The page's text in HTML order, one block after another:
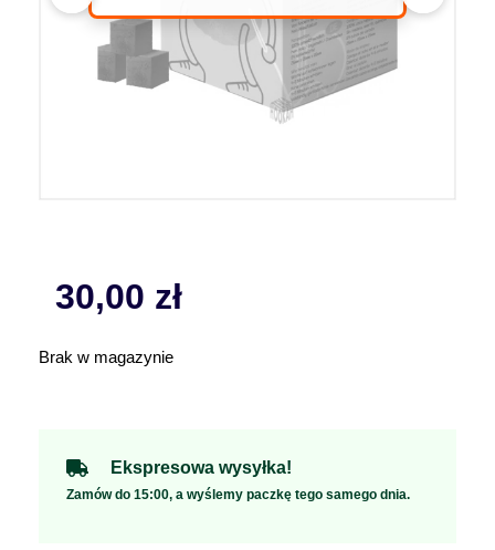
30,00 zł
Brak w magazynie
Ekspresowa wysyłka!
Zamów do 15:00, a wyślemy paczkę tego samego dnia.